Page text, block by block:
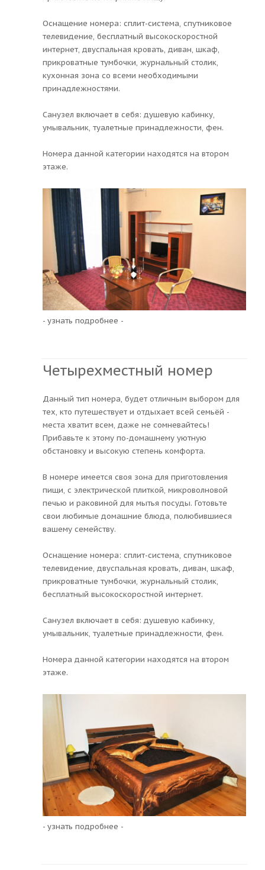
Оснащение номера: сплит-система, спутниковое
телевидение, бесплатный высокоскоростной
интернет, двуспальная кровать, диван, шкаф,
прикроватные тумбочки, журнальный столик,
кухонная зона со всеми необходимыми
принадлежностями.
Санузел включает в себя: душевую кабинку,
умывальник, туалетные принадлежности, фен.
Номера данной категории находятся на втором
этаже.
- узнать подробнее -
Четырехместный номер
Данный тип номера, будет отличным выбором для
тех, кто путешествует и отдыхает всей семьёй -
места хватит всем, даже не сомневайтесь!
Прибавьте к этому по-домашнему уютную
обстановку и высокую степень комфорта.
В номере имеется своя зона для приготовления
пищи, с электрической плиткой, микроволновой
печью и раковиной для мытья посуды. Готовьте
свои любимые домашние блюда, полюбившиеся
вашему семейству.
Оснащение номера: сплит-система, спутниковое
телевидение, двуспальная кровать, диван, шкаф,
прикроватные тумбочки, журнальный столик,
бесплатный высокоскоростной интернет.
Санузел включает в себя: душевую кабинку,
умывальник, туалетные принадлежности, фен.
Номера данной категории находятся на втором
этаже.
- узнать подробнее -